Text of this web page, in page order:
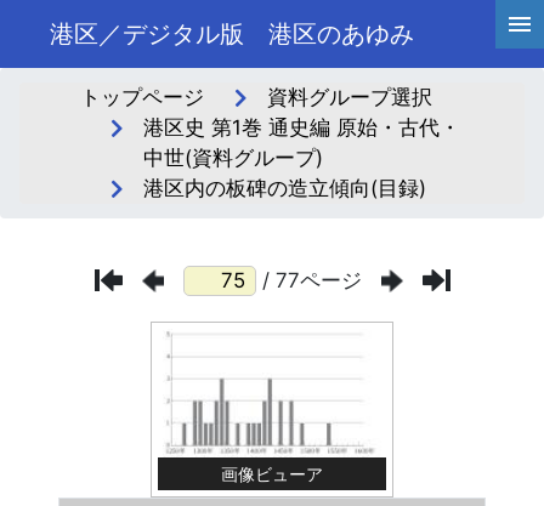
港区／デジタル版 港区のあゆみ
トップページ
資料グループ選択
港区史 第1巻 通史編 原始・古代・
中世(資料グループ)
港区内の板碑の造立傾向(目録)
/ 77ページ
画像ビューア